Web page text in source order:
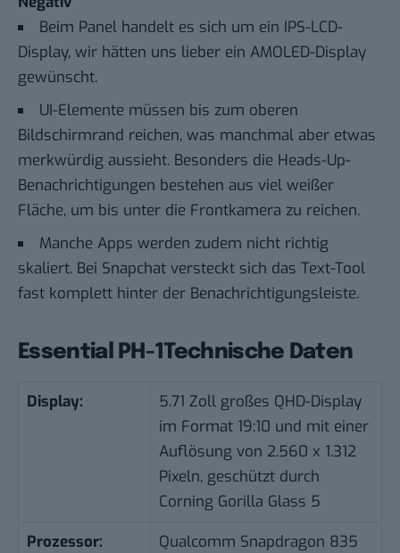
Beim Panel handelt es sich um ein IPS-LCD-
Display, wir hätten uns lieber ein AMOLED-Display
gewünscht.
UI-Elemente müssen bis zum oberen
Bildschirmrand reichen, was manchmal aber etwas
merkwürdig aussieht. Besonders die Heads-Up-
Benachrichtigungen bestehen aus viel weißer
Fläche, um bis unter die Frontkamera zu reichen.
Manche Apps werden zudem nicht richtig
skaliert. Bei Snapchat versteckt sich das Text-Tool
fast komplett hinter der Benachrichtigungsleiste.
Essential PH-1Technische Daten
Display:
5.71 Zoll großes QHD-Display
im Format 19:10 und mit einer
Auflösung von 2.560 x 1.312
Pixeln, geschützt durch
Corning Gorilla Glass 5
Prozessor:
Qualcomm Snapdragon 835